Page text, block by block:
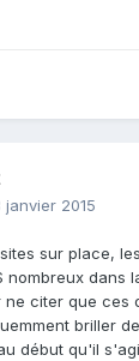
janvier 2015
sur place,
nombreux dans
ne citer que ces
briller
début qu'il